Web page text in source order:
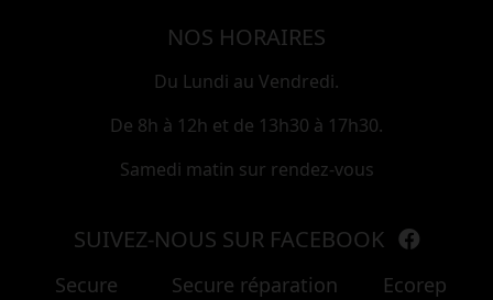
NOS HORAIRES
Du Lundi au Vendredi.
De 8h à 12h et de 13h30 à 17h30.
Samedi matin sur rendez-vous
SUIVEZ-NOUS SUR FACEBOOK
Secure
Secure réparation
Ecorep